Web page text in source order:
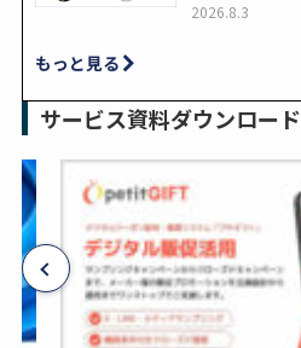
2026.8.3
もっと見る
サービス資料ダウンロード